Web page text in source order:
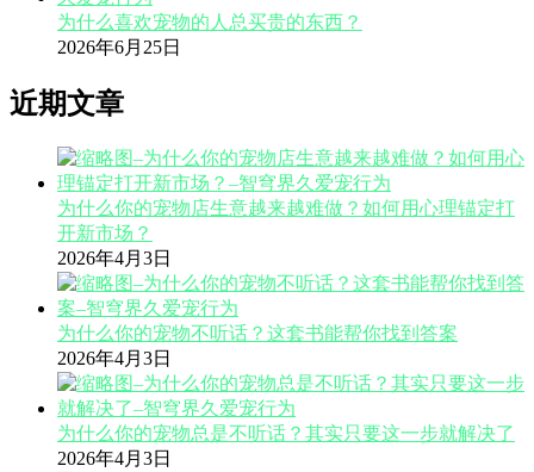
为什么喜欢宠物的人总买贵的东西？
2026年6月25日
近期文章
为什么你的宠物店生意越来越难做？如何用心理锚定打
开新市场？
2026年4月3日
为什么你的宠物不听话？这套书能帮你找到答案
2026年4月3日
为什么你的宠物总是不听话？其实只要这一步就解决了
2026年4月3日